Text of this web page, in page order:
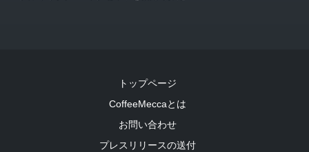
トップページ
CoffeeMeccaとは
お問い合わせ
プレスリリースの送付